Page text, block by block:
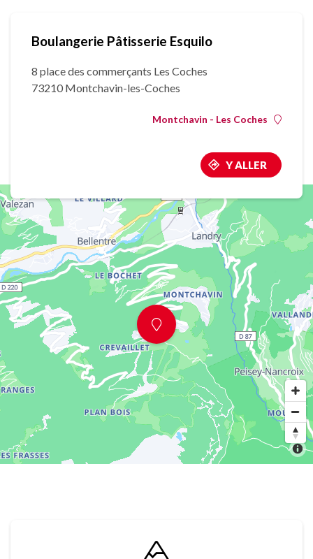
Boulangerie Pâtisserie Esquilo
8 place des commerçants Les Coches
73210 Montchavin-les-Coches
Montchavin - Les Coches
Y ALLER